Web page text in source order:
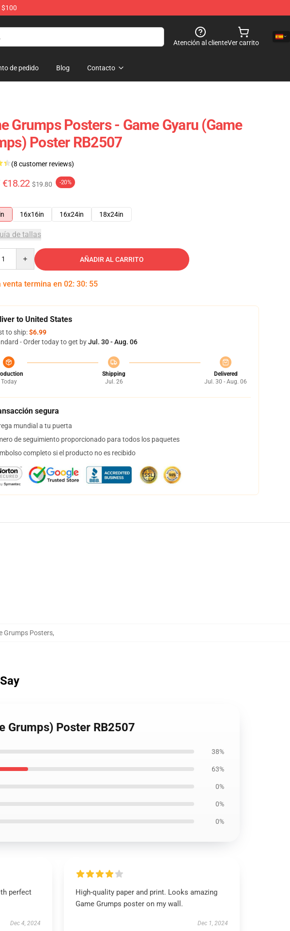
$100
Atención al clienteVer carrito
de pedido Blog Contacto
Grumps Posters - Game Gyaru (Game
Poster RB2507
(8 customer reviews)
€18.22 $19.80 -20%
16x16in 16x24in 18x24in
de tallas
AÑADIR AL CARRITO
venta termina en 02: 30: 54
to United States
to ship:$6.99
- Order today to get byJul. 30 - Aug. 06
Today
Shipping
Jul. 26
Delivered
Jul. 30 - Aug. 06
segura
mundial a tu puerta
de seguimiento proporcionado para todos los paquetes
completo si el producto no es recibido
Grumps Posters,
Grumps) Poster RB2507
38%
63%
0%
0%
0%
perfect
Dec 4, 2024
High-quality paper and print. Looks amazing
Game Grumps poster on my wall.
Dec 1, 2024